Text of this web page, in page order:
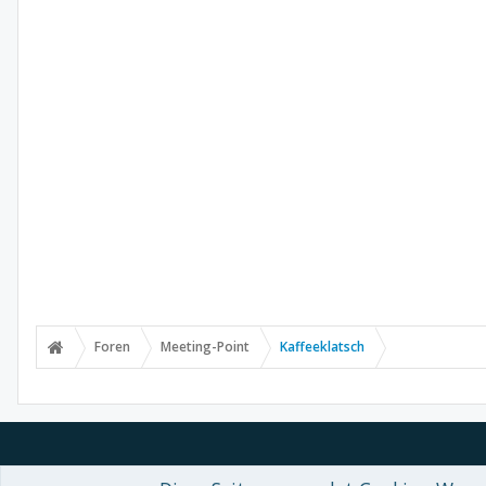
Foren Meeting-Point Kaffeeklatsch